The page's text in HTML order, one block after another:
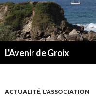
L'Avenir de Groix
ACTUALITÉ, L'ASSOCIATION